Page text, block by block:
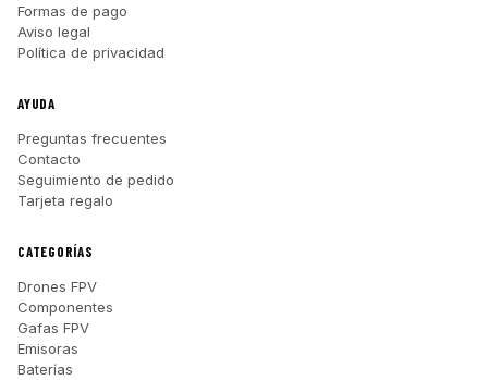
Formas de pago
Aviso legal
Política de privacidad
AYUDA
Preguntas frecuentes
Contacto
Seguimiento de pedido
Tarjeta regalo
CATEGORÍAS
Drones FPV
Componentes
Gafas FPV
Emisoras
Baterías